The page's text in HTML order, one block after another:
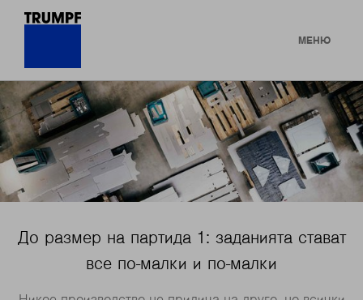
МЕНЮ
До размер на партида 1: заданията стават
все по-малки и по-малки